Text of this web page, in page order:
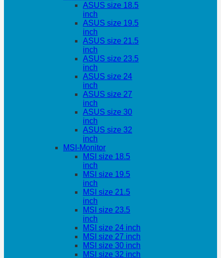
ASUS size 18.5
inch
ASUS size 19.5
inch
ASUS size 21.5
inch
ASUS size 23.5
inch
ASUS size 24
inch
ASUS size 27
inch
ASUS size 30
inch
ASUS size 32
inch
MSI-Monitor
MSI size 18.5
inch
MSI size 19.5
inch
MSI size 21.5
inch
MSI size 23.5
inch
MSI size 24 inch
MSI size 27 inch
MSI size 30 inch
MSI size 32 inch